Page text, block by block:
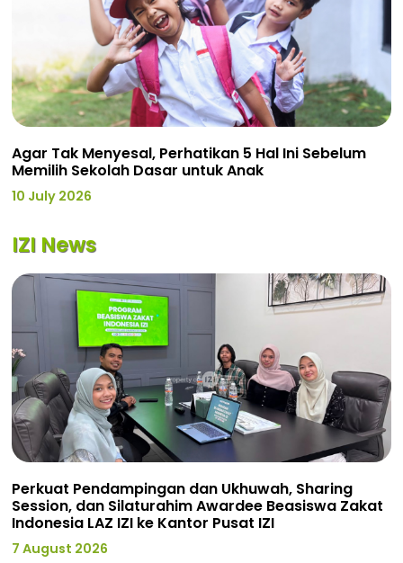
Agar Tak Menyesal, Perhatikan 5 Hal Ini Sebelum
Memilih Sekolah Dasar untuk Anak
10 July 2026
IZI News
Perkuat Pendampingan dan Ukhuwah, Sharing
Session, dan Silaturahim Awardee Beasiswa Zakat
Indonesia LAZ IZI ke Kantor Pusat IZI
7 August 2026